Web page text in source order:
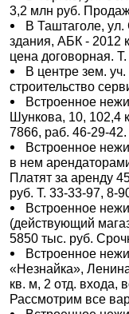
3,2 млн руб.
В Таштаголе, ул.
здания, АБК - 2012
цена договорная.
В центре зем.
строительство
Встроенное
Шункова, 10, 102,4
7866, раб. 46-29-42.
Встроенное
в нем
Платят за аренду
руб. Т. 33-33-97, 8-
Встроенное
(действующий
5850 тыс. руб.
Встроенное
«Незнайка»,
кв. м, 2 отд. входа,
Рассмотрим все